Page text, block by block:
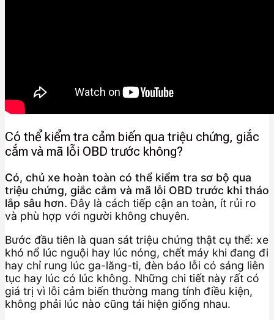
Có thể kiểm tra cảm biến qua triệu chứng, giắc
cắm và mã lỗi OBD trước không?
Có, chủ xe hoàn toàn có thể kiểm tra sơ bộ qua
triệu chứng, giắc cắm và mã lỗi OBD trước khi tháo
lắp sâu hơn. Đây là cách tiếp cận an toàn, ít rủi ro
và phù hợp với người không chuyên.
Bước đầu tiên là quan sát triệu chứng thật cụ thể: xe
khó nổ lúc nguội hay lúc nóng, chết máy khi đang đi
hay chỉ rung lúc ga-lăng-ti, đèn báo lỗi có sáng liên
tục hay lúc có lúc không. Những chi tiết này rất có
giá trị vì lỗi cảm biến thường mang tính điều kiện,
không phải lúc nào cũng tái hiện giống nhau.